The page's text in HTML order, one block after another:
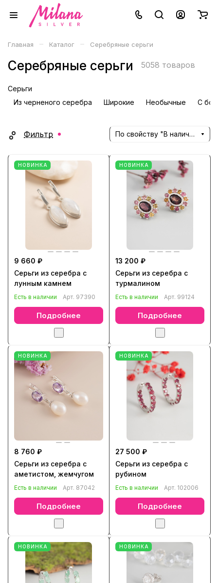
Главная – Каталог – Серебряные серьги
Серебряные серьги 5058 товаров
Серьги
Из черненого серебра
Широкие Необычные С
Фильтр По свойству "В наличии" (убывание)
НОВИНКА
9 660 ₽
Серьги из серебра с
лунным камнем
Есть в наличии Арт. 97390
Подробнее
НОВИНКА
13 200 ₽
Серьги из серебра с
турмалином
Есть в наличии Арт. 99124
Подробнее
НОВИНКА
8 760 ₽
Серьги из серебра с
аметистом, жемчугом
Есть в наличии Арт. 87042
Подробнее
НОВИНКА
27 500 ₽
Серьги из серебра с
рубином
Есть в наличии Арт. 102006
Подробнее
НОВИНКА НОВИНКА